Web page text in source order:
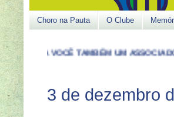
Choro na Pauta O Clube
TAMBÉM UM ASSOCIADO DO CLUBE
3 de dezembro